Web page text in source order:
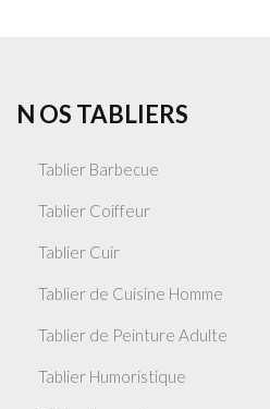
N OS TABLIERS
Tablier Barbecue
Tablier Coiffeur
Tablier Cuir
Tablier de Cuisine Homme
Tablier de Peinture Adulte
Tablier Humoristique